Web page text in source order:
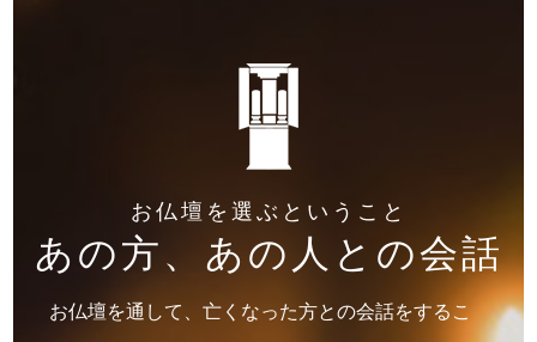
お仏壇を選ぶということ
あの方、あの人との会話
お仏壇を通して、亡くなった方との会話をするこ